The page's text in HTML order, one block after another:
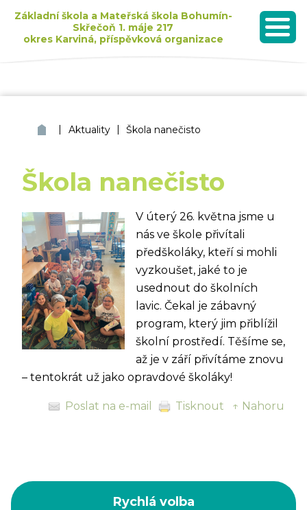
Základní škola a Mateřská škola Bohumín-
Skřečoň 1. máje 217
okres Karviná, příspěvková organizace
MENU
ZŠ a MŠ Bohumín Skřečoň
| Aktuality | Škola nanečisto
Škola nanečisto
V úterý 26. května jsme u
nás ve škole přivítali
předškoláky, kteří si mohli
vyzkoušet, jaké to je
usednout do školních
lavic. Čekal je zábavný
program, který jim přiblížil
školní prostředí. Těšíme se,
až je v září přivítáme znovu
– tentokrát už jako opravdové školáky!
Poslat na e-mail Tisknout ↑ Nahoru
Rychlá volba